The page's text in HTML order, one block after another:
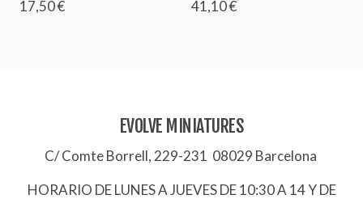
17,50 € 41,10 €
EVOLVE MINIATURES
C/ Comte Borrell, 229-231 08029 Barcelona
HORARIO DE LUNES A JUEVES DE 10:30 A 14 Y DE